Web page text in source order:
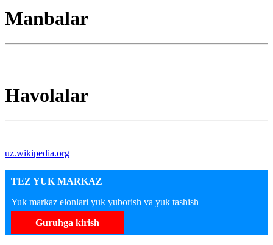
Manbalar
Havolalar
uz.wikipedia.org
TEZ YUK MARKAZ
Yuk markaz elonlari yuk yuborish va yuk tashish
Guruhga kirish